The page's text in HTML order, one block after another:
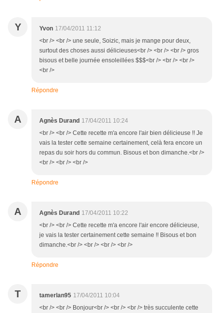
Y Yvon 17/04/2011 11:12
<br /> <br /> une seule, Soizic, mais je mange pour deux,
surtout des choses aussi délicieuses<br /> <br /> <br /> gros
bisous et belle journée ensoleillées $$$<br /> <br /> <br />
<br />
Répondre
A Agnès Durand 17/04/2011 10:24
<br /> <br /> Cette recette m'a encore l'air bien délicieuse !! Je
vais la tester cette semaine certainement, celà fera encore un
repas du soir hors du commun. Bisous et bon dimanche.<br />
<br /> <br /> <br />
Répondre
A Agnès Durand 17/04/2011 10:22
<br /> <br /> Cette recette m'a encore l'air encore délicieuse,
je vais la tester certainement cette semaine !! Bisous et bon
dimanche.<br /> <br /> <br /> <br />
Répondre
T tamerlan95 17/04/2011 10:04
<br /> <br /> Bonjour<br /> <br /> <br /> très succulente cette